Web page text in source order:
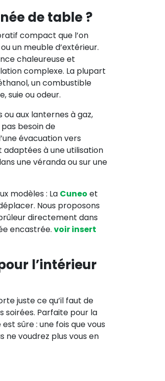
de table ?
compact que l’on
un meuble d’extérieur.
chaleureuse et
complexe. La plupart
un combustible
suie ou odeur.
aux lanternes à gaz,
besoin de
évacuation vers
adaptées à une utilisation
une véranda ou sur une
modèles : La Cuneo et
Nous proposons
directement dans
encastrée.​ voir insert
l’intérieur
juste ce qu’il faut de
soirées. Parfaite pour la
sûre : une fois que vous
ne voudrez plus vous en